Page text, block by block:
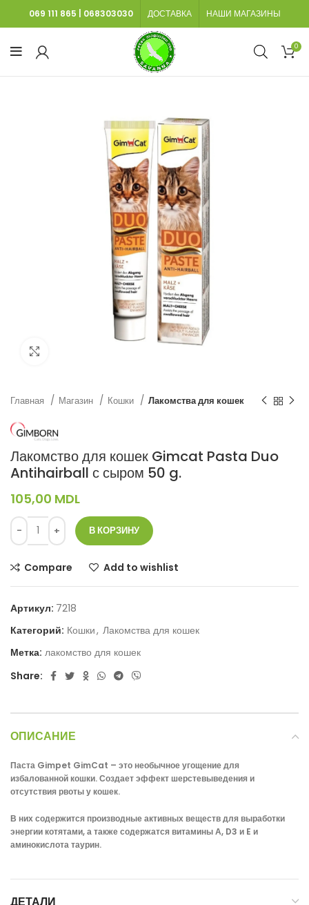
069 111 865 068303030 ДОСТАВКА НАШИ МАГАЗИНЫ
0
Главная Магазин Кошки Лакомства для кошек
Лакомство для кошек Gimcat Pasta Duo
Antihairball с сыром 50 g.
105,00 MDL
В КОРЗИНУ
Compare Add to wishlist
Артикул: 7218
Категорий: Кошки, Лакомства для кошек
Метка: лакомство для кошек
Share:
ОПИСАНИЕ
Паста Gimpet GimCat – это необычное угощение для
избалованной кошки. Создает эффект шерстевыведения и
отсутствия рвоты у кошек.
В них содержится производные активных веществ для выработки
энергии котятами, а также содержатся витамины А, D3 и E и
аминокислота таурин.
ДЕТАЛИ